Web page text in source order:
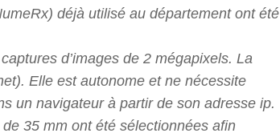
déjà utilisé au département ont été
d’images de 2 mégapixels. La
Elle est autonome et ne nécessite
un navigateur à partir de son adresse ip.
35 mm ont été sélectionnées afin